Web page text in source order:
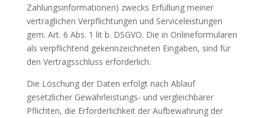
Zahlungsinformationen) zwecks Erfüllung meiner
vertraglichen Verpflichtungen und Serviceleistungen
gem. Art. 6 Abs. 1 lit b. DSGVO. Die in Onlineformularen
als verpflichtend gekennzeichneten Eingaben, sind für
den Vertragsschluss erforderlich.
Die Löschung der Daten erfolgt nach Ablauf
gesetzlicher Gewährleistungs- und vergleichbarer
Pflichten, die Erforderlichkeit der Aufbewahrung der